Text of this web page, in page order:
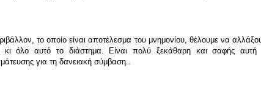
το οποίο είναι αποτέλεσμα του μνημονίου, θέλουμε να
κι όλο αυτό το διάστημα. Είναι πολύ ξεκάθαρη και σαφής
για τη δανειακή σύμβαση..